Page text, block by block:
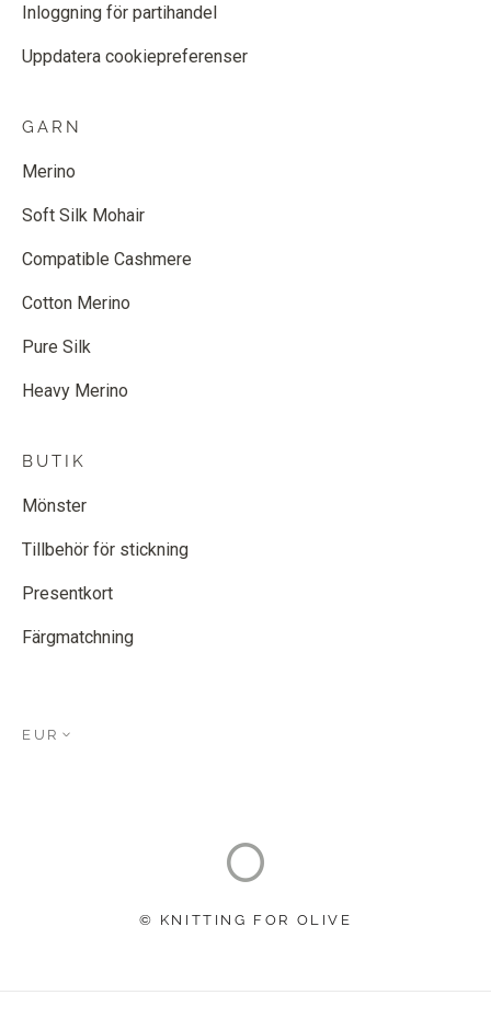
Inloggning för partihandel
Uppdatera cookiepreferenser
GARN
Merino
Soft Silk Mohair
Compatible Cashmere
Cotton Merino
Pure Silk
Heavy Merino
BUTIK
Mönster
Tillbehör för stickning
Presentkort
Färgmatchning
EUR
© KNITTING FOR OLIVE